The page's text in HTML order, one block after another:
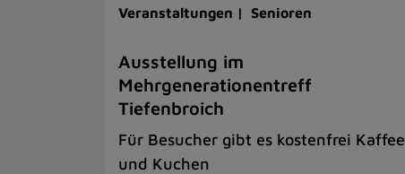
Veranstaltungen | Senioren
Ausstellung im
Mehrgenerationentreff
Tiefenbroich
Für Besucher gibt es kostenfrei Kaffee
und Kuchen